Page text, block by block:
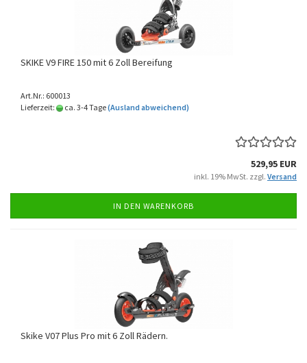
SKIKE V9 FIRE 150 mit 6 Zoll Bereifung
Art.Nr.: 600013
Lieferzeit:
ca. 3-4 Tage(Ausland abweichend)
529,95 EUR
inkl. 19% MwSt. zzgl. Versand
IN DEN WARENKORB
Skike V07 Plus Pro mit 6 Zoll Rädern.